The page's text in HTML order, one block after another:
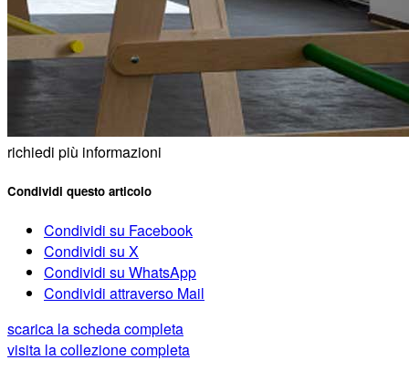
richiedi più informazioni
Condividi questo articolo
Condividi su Facebook
Condividi su X
Condividi su WhatsApp
Condividi attraverso Mail
scarica la scheda completa
visita la collezione completa